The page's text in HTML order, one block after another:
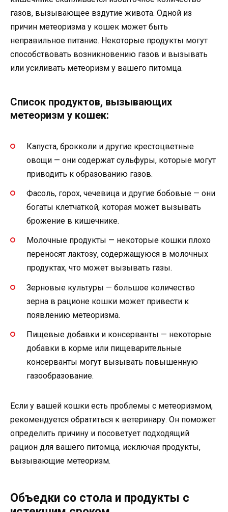
газов, вызывающее вздутие живота. Одной из
причин метеоризма у кошек может быть
неправильное питание. Некоторые продукты могут
способствовать возникновению газов и вызывать
или усиливать метеоризм у вашего питомца.
Список продуктов, вызывающих
метеоризм у кошек:
Капуста, брокколи и другие крестоцветные
овощи — они содержат сульфуры, которые могут
приводить к образованию газов.
Фасоль, горох, чечевица и другие бобовые — они
богаты клетчаткой, которая может вызывать
брожение в кишечнике.
Молочные продукты — некоторые кошки плохо
переносят лактозу, содержащуюся в молочных
продуктах, что может вызывать газы.
Зерновые культуры — большое количество
зерна в рационе кошки может привести к
появлению метеоризма.
Пищевые добавки и консерванты — некоторые
добавки в корме или пищеварительные
консерванты могут вызывать повышенную
газообразование.
Если у вашей кошки есть проблемы с метеоризмом,
рекомендуется обратиться к ветеринару. Он поможет
определить причину и посоветует подходящий
рацион для вашего питомца, исключая продукты,
вызывающие метеоризм.
Объедки со стола и продукты с